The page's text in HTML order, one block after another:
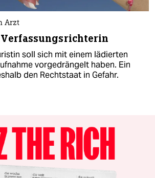
Arzt
soll sich mit einem lädierten
vorgedrängelt haben. Ein
den Rechtstaat in Gefahr.